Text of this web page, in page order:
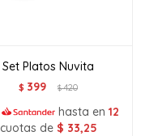
Set Platos Nuvita
$ 399 $420
hasta en 12
cuotas de $ 33,25